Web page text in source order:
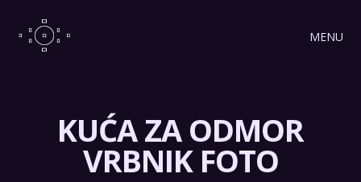
MENU
KUĆA ZA ODMOR
VRBNIK FOTO